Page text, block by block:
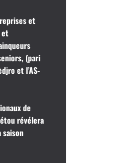
et
et
(pari
et l’AS-
de
révélera